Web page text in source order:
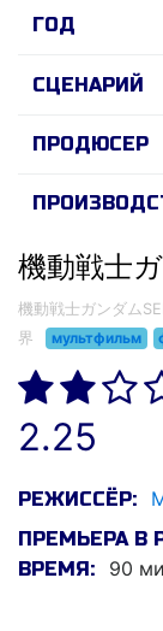
ГОД
СЦЕНАРИЙ
ПРОДЮСЕР
機動戦士ガンダム
界
мультфильм
2.25
РЕЖИССЁР:
ПРЕМЬЕРА В
ВРЕМЯ: 90